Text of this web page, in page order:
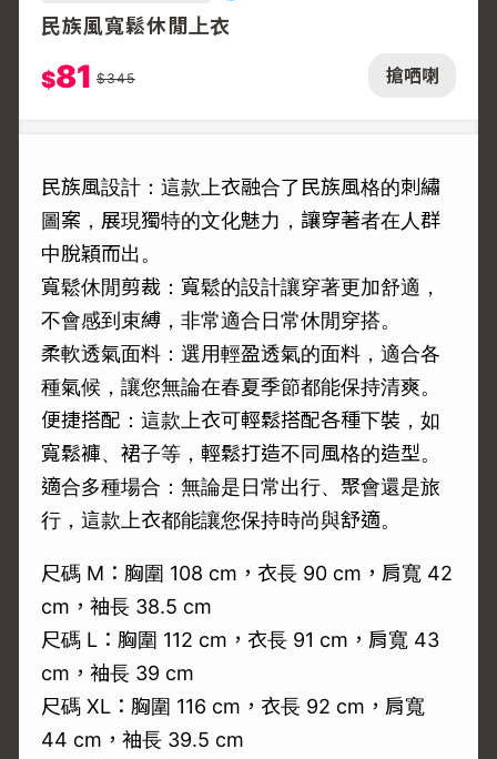
搶哂喇
民族風寬鬆休閒上衣
$81 $345
民族風設計：這款上衣融合了民族風格的刺繡
圖案，展現獨特的文化魅力，讓穿著者在人群
中脫穎而出。
寬鬆休閒剪裁：寬鬆的設計讓穿著更加舒適，
不會感到束縛，非常適合日常休閒穿搭。
柔軟透氣面料：選用輕盈透氣的面料，適合各
種氣候，讓您無論在春夏季節都能保持清爽。
便捷搭配：這款上衣可輕鬆搭配各種下裝，如
寬鬆褲、裙子等，輕鬆打造不同風格的造型。
適合多種場合：無論是日常出行、聚會還是旅
行，這款上衣都能讓您保持時尚與舒適。
尺碼 M：胸圍 108 cm，衣長 90 cm，肩寬 42
cm，袖長 38.5 cm
尺碼 L：胸圍 112 cm，衣長 91 cm，肩寬 43
cm，袖長 39 cm
尺碼 XL：胸圍 116 cm，衣長 92 cm，肩寬
44 cm，袖長 39.5 cm